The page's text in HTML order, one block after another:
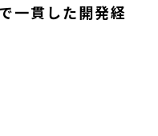
一貫した開発経